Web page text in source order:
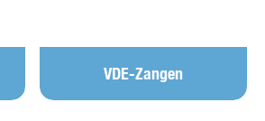
VDE-Zangen